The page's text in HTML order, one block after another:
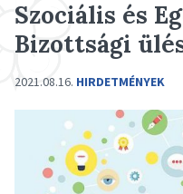
Szociális és
Bizottsági
2021.08.16. HIRDETMÉNYEK